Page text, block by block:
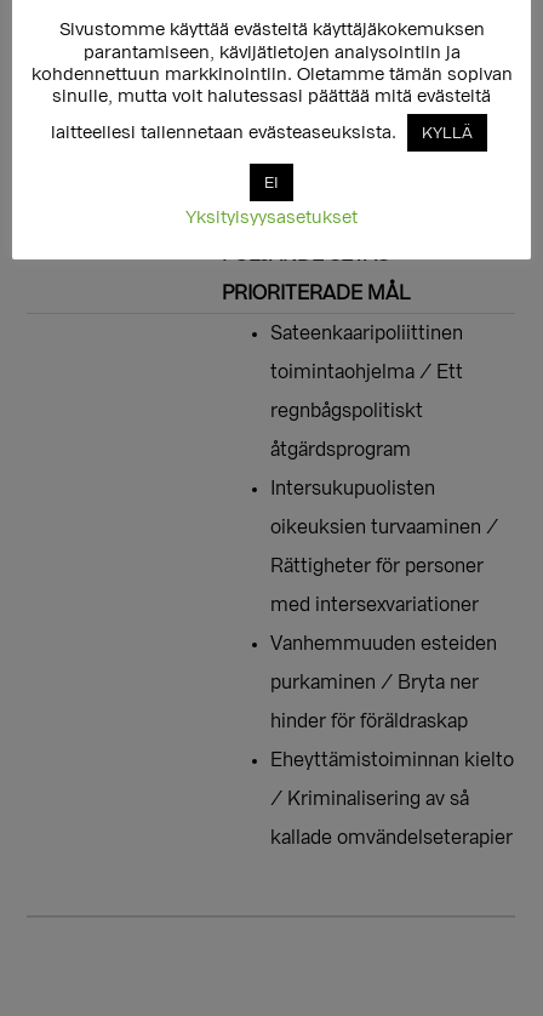
EDELLISEN LISÄKSI SITOUDUN
SEURAAVIIN SETAN
KÄRKITAVOITTEISIIN. /
FÖRUTOM OVANSTÅENDE
FÖRBINDER JAG MIG TILL
PRIORITERADE MÅL
Sateenkaaripoliittinen
toimintaohjelma / Ett
regnbågspolitiskt
åtgärdsprogram
Intersukupuolisten
oikeuksien turvaaminen /
Rättigheter för personer
med intersexvariationer
Vanhemmuuden esteiden
purkaminen / Bryta ner
hinder för föräldraskap
Eheyttämistoiminnan kielto
/ Kriminalisering av så
kallade omvändelseterapier
Sivustomme käyttää evästeitä käyttäjäkokemuksen
parantamiseen, kävijätietojen analysointiin ja
kohdennettuun markkinointiin. Oletamme tämän sopivan
sinulle, mutta voit halutessasi päättää mitä evästeitä
laitteellesi tallennetaan evästeaseuksista.
KYLLÄ
EI
Yksityisyysasetukset